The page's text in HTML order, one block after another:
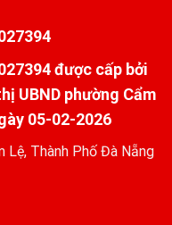
được cấp bởi
UBND phường Cẩm
05-02-2026
Lệ, Thành Phố Đà Nẵng